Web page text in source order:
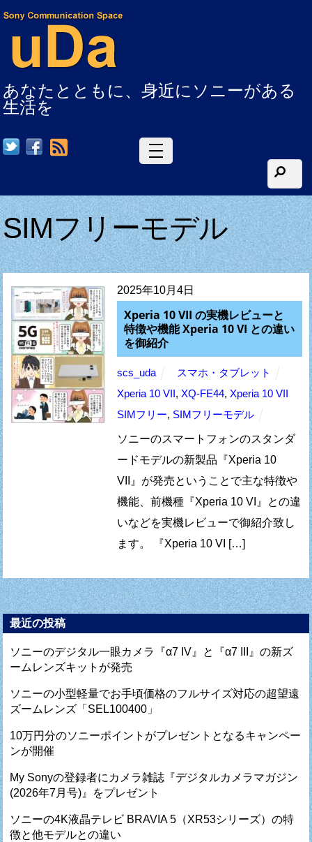
あなたとともに、身近にソニーがある
生活を
SIMフリーモデル
2025年10月4日
Xperia 10 VII の実機レビューと
特徴や機能 Xperia 10 VI との違い
を御紹介
scs_uda
スマホ・タブレット
Xperia 10 VII ,XQ-FE44,Xperia 10 VII
SIMフリー, SIMフリーモデル
ソニーのスマートフォンのスタンダ
ードモデルの新製品『Xperia 10
VII』が発売ということで主な特徴や
機能、前機種『Xperia 10 VI』との違
いなどを実機レビューで御紹介致し
ます。 『Xperia 10 VI […]
最近の投稿
ソニーのデジタル一眼カメラ『α7 IV』と『α7 III』の新ズ
ームレンズキットが発売
ソニーの小型軽量でお手頃価格のフルサイズ対応の超望遠
ズームレンズ「SEL100400」
10万円分のソニーポイントがプレゼントとなるキャンペー
ンが開催
My Sonyの登録者にカメラ雑誌『デジタルカメラマガジン
(2026年7月号)』をプレゼント
ソニーの4K液晶テレビ BRAVIA 5（XR53シリーズ）の特
徴と他モデルとの違い